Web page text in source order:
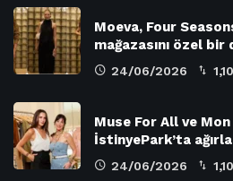
Moeva, Four
mağazasını özel
24/06/2026
Muse For All ve Mon
İstinyePark’ta
24/06/2026